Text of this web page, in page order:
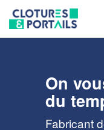
On
du
Fabricant